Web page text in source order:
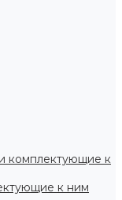
комплектующие к
к ним